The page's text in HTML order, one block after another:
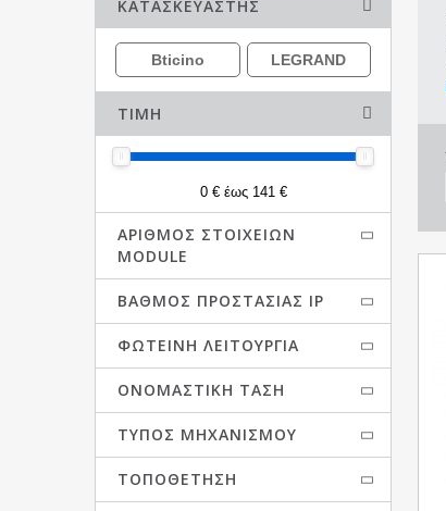
ΚΑΤΑΣΚΕΥΑΣΤΉΣ
Bticino LEGRAND
ΤΙΜΉ
0 € έως 141 €
ΑΡΙΘΜΌΣ ΣΤΟΙΧΕΊΩΝ
MODULE
ΒΑΘΜΌΣ ΠΡΟΣΤΑΣΊΑΣ IP
ΦΩΤΕΙΝΉ ΛΕΙΤΟΥΡΓΊΑ
ΟΝΟΜΑΣΤΙΚΉ ΤΆΣΗ
ΤΎΠΟΣ ΜΗΧΑΝΙΣΜΟΎ
ΤΟΠΟΘΈΤΗΣΗ